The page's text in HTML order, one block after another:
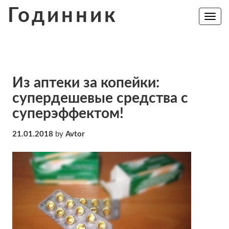
Годинник
Toggle
Из аптеки за копейки:
супердешевые средства с
суперэффектом!
21.01.2018 by Avtor